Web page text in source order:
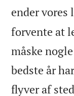
ender vores
forvente at
måske
bedste år
flyver af